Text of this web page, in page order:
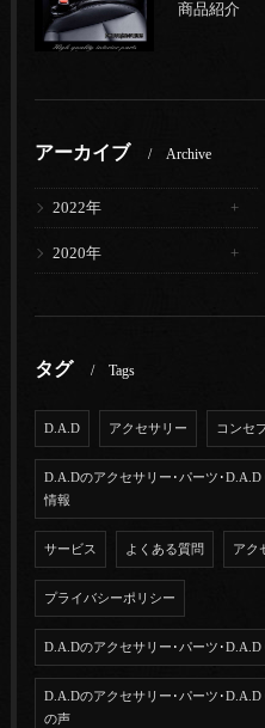
商品紹介
アーカイブ Archive
2022年
2020年
タグ Tags
D.A.D アクセサリー コンセ
D.A.Dのアクセサリー･パーツ･
情報
サービス よくある質問 アク
プライバシーポリシー
D.A.Dのアクセサリー･パーツ･
D.A.Dのアクセサリー･パーツ･
の声